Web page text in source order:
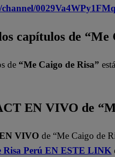
capítulos de “Me
de “Me Caigo de Risa”
EN VIVO de
VIVO de “Me Caigo de
Risa Perú EN ESTE LINK